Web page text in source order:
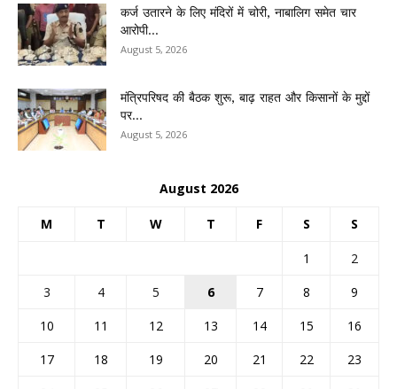
कर्ज उतारने के लिए मंदिरों में चोरी, नाबालिग समेत चार
आरोपी...
August 5, 2026
मंत्रिपरिषद की बैठक शुरू, बाढ़ राहत और किसानों के मुद्दों
पर...
August 5, 2026
August 2026
M T W T F S S
1
2
3
4 5 6 7 8
9
10
11 12 13 14 15
16
17
18 19 20 21 22
23